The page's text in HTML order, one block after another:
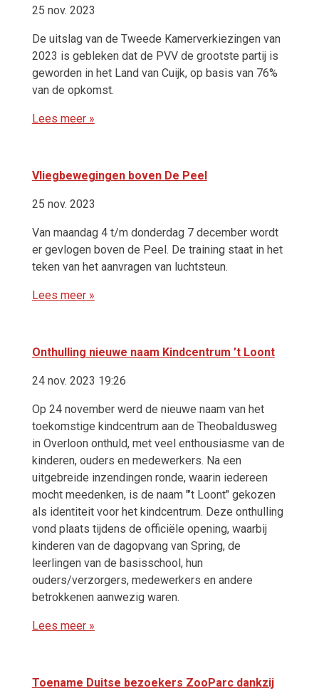
25 nov. 2023
De uitslag van de Tweede Kamerverkiezingen van
2023 is gebleken dat de PVV de grootste partij is
geworden in het Land van Cuijk, op basis van 76%
van de opkomst.
Lees meer »
Vliegbewegingen boven De Peel
25 nov. 2023
Van maandag 4 t/m donderdag 7 december wordt
er gevlogen boven de Peel. De training staat in het
teken van het aanvragen van luchtsteun.
Lees meer »
Onthulling nieuwe naam Kindcentrum ’t Loont
24 nov. 2023 19:26
Op 24 november werd de nieuwe naam van het
toekomstige kindcentrum aan de Theobaldusweg
in Overloon onthuld, met veel enthousiasme van de
kinderen, ouders en medewerkers. Na een
uitgebreide inzendingen ronde, waarin iedereen
mocht meedenken, is de naam "’t Loont" gekozen
als identiteit voor het kindcentrum. Deze onthulling
vond plaats tijdens de officiële opening, waarbij
kinderen van de dagopvang van Spring, de
leerlingen van de basisschool, hun
ouders/verzorgers, medewerkers en andere
betrokkenen aanwezig waren.
Lees meer »
Toename Duitse bezoekers ZooParc dankzij